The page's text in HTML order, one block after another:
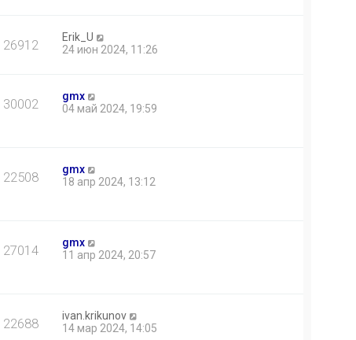
26912
Erik_U
24 июн 2024, 11:26
30002
gmx
04 май 2024, 19:59
22508
gmx
18 апр 2024, 13:12
27014
gmx
11 апр 2024, 20:57
22688
ivan.krikunov
14 мар 2024, 14:05